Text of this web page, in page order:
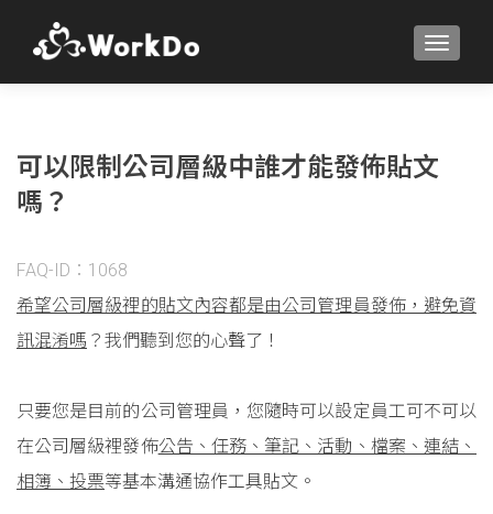
可以限制公司層級中誰才能發佈貼文
嗎？
FAQ-ID：1068
希望公司層級裡的貼文內容都是由公司管理員發佈，避免資
訊混淆嗎 ？我們聽到您的心聲了！
只要您是目前的公司管理員，您隨時可以設定員工可不可以
在公司層級裡發佈公告、任務、筆記、活動、檔案、連結、
相簿、投票等基本溝通協作工具貼文。